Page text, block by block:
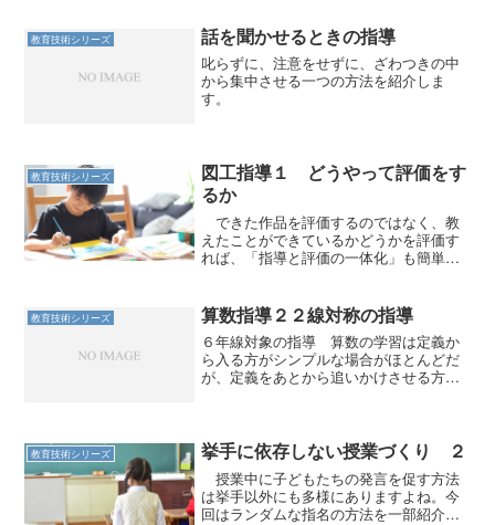
教育技術シリーズ 話を聞かせるときの指導
叱らずに、注意をせずに、ざわつきの中
から集中させる一つの方法を紹介しま
す。
教育技術シリーズ
図工指導１ どうやって評価をす
るか
できた作品を評価するのではなく、教
えたことができているかどうかを評価す
れば、「指導と評価の一体化」も簡単に
教育技術シリーズ 算数指導２２線対称の指導
６年線対象の指導 算数の学習は定義か
ら入る方がシンプルな場合がほとんどだ
が、定義をあとから追いかけさせる方が
は先に作図させてみる。「...
教育技術シリーズ 挙手に依存しない授業づくり ２
授業中に子どもたちの発言を促す方法
は挙手以外にも多様にありますよね。今
回はランダムな指名の方法を一部紹介し